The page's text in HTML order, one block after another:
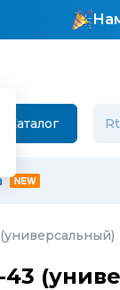
Каталог
43